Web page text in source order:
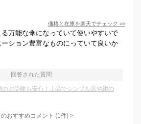
価格と在庫を楽天でチェック >>
万能な傘になっていて使いやすいで
ション豊富なものにっていて良いか
回答された質問
のお受験も安心！上品でシンプル黒や紺の
おすすめコメント (1件) >